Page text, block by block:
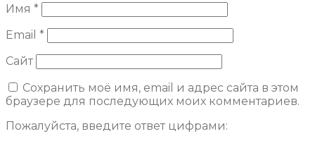
Имя *
Email *
Сайт
Сохранить моё имя, email и адрес сайта в этом
браузере для последующих моих комментариев.
Пожалуйста, введите ответ цифрами: